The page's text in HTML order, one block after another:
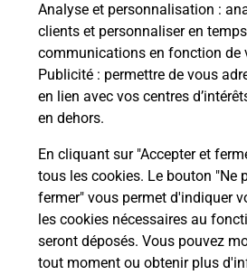
Analyse et personnalisation :
clients et personnaliser en
communications en fonction de
Publicité : permettre de vous
en lien avec vos centres
en dehors.
En cliquant sur "Accepter et
tous les cookies. Le bouton "Ne
fermer" vous permet d'indiquer
les cookies nécessaires au
seront déposés. Vous pouvez
tout moment ou obtenir plus
Acheter un iPhone neuf ou
Vous recherchez un smartphone
téléphones iPhone Apple dans
Poste à SAINT POURCAIN SUR
En savoir plus